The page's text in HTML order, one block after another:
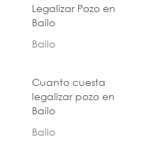
Legalizar Pozo en
Bailo
Bailo
Cuanto cuesta
legalizar pozo en
Bailo
Bailo